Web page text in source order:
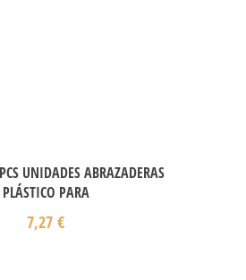
UNIDADES ABRAZADERAS
PLÁSTICO PARA
7,27 €